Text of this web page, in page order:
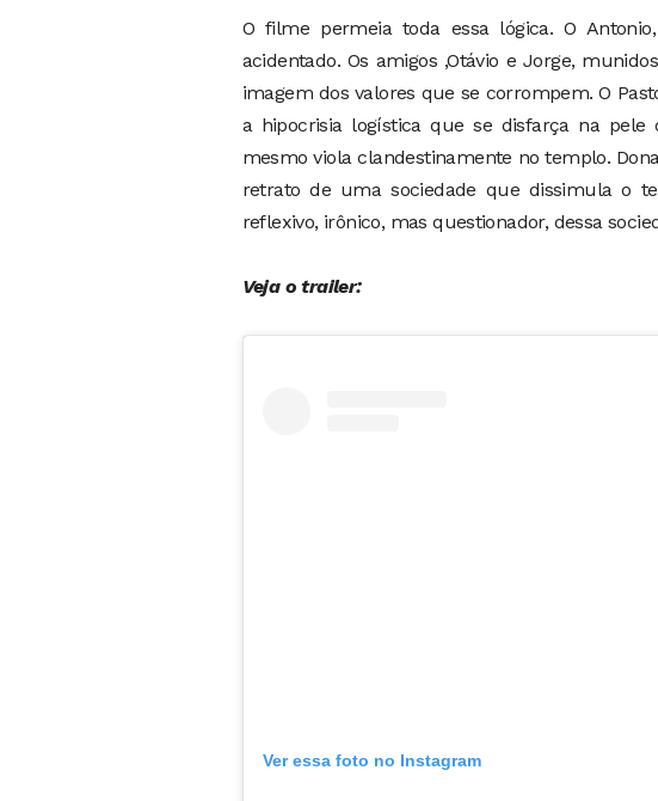
O filme permeia toda essa lógica. O
acidentado. Os amigos ,Otávio e Jorge,
imagem dos valores que se corrompem. O
a hipocrisia logística que se disfarça na
mesmo viola clandestinamente no templo.
retrato de uma sociedade que dissimula o
reflexivo, irônico, mas questionador, dessa
Veja o trailer:
Ver essa foto no Instagram